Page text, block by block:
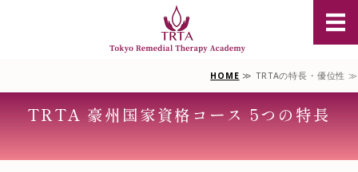
豪州オイ
豪州オイルマッサージ資格
単科選択コース
HOME ≫ TRTAの特長・優位性 ≫
TRTA 豪州国家資格コース 5つの特長